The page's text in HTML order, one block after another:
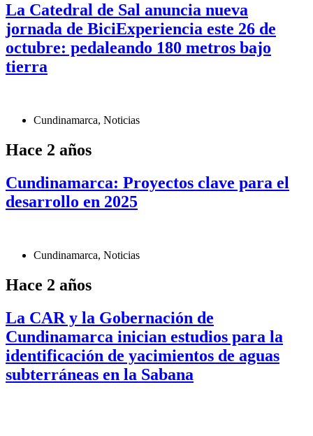
La Catedral de Sal anuncia nueva
jornada de BiciExperiencia este 26 de
octubre: pedaleando 180 metros bajo
tierra
Cundinamarca, Noticias
Hace 2 años
Cundinamarca: Proyectos clave para el
desarrollo en 2025
Cundinamarca, Noticias
Hace 2 años
La CAR y la Gobernación de
Cundinamarca inician estudios para la
identificación de yacimientos de aguas
subterráneas en la Sabana